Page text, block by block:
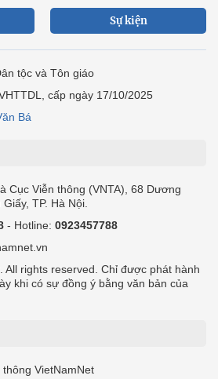
Sự kiện
tộc và Tôn giáo
cấp ngày 17/10/2025
Bá
Cục Viễn thông (VNTA), 68 Dương
TP. Hà Nội.
- Hotline: 0923457788
All rights reserved. Chỉ được phát hành
khi có sự đồng ý bằng văn bản của
VietNamNet